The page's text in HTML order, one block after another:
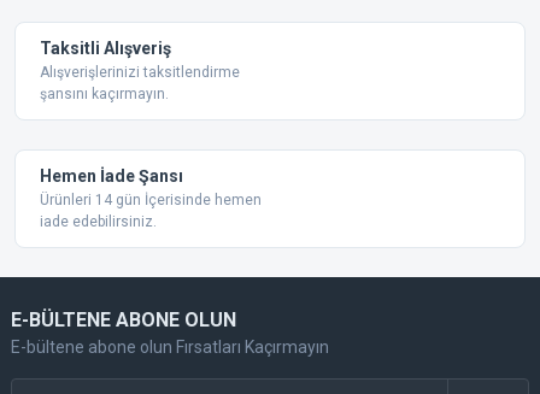
Taksitli Alışveriş
Alışverişlerinizi taksitlendirme
şansını kaçırmayın.
Hemen İade Şansı
Ürünleri 14 gün İçerisinde hemen
iade edebilirsiniz.
E-BÜLTENE ABONE OLUN
E-bültene abone olun Fırsatları Kaçırmayın